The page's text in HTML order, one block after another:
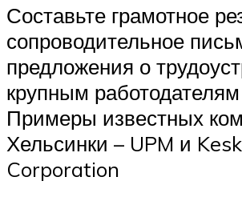
Составьте грамотное
сопроводительное
предложения о
крупным
Примеры известных
Хельсинки – UPM и
Corporation